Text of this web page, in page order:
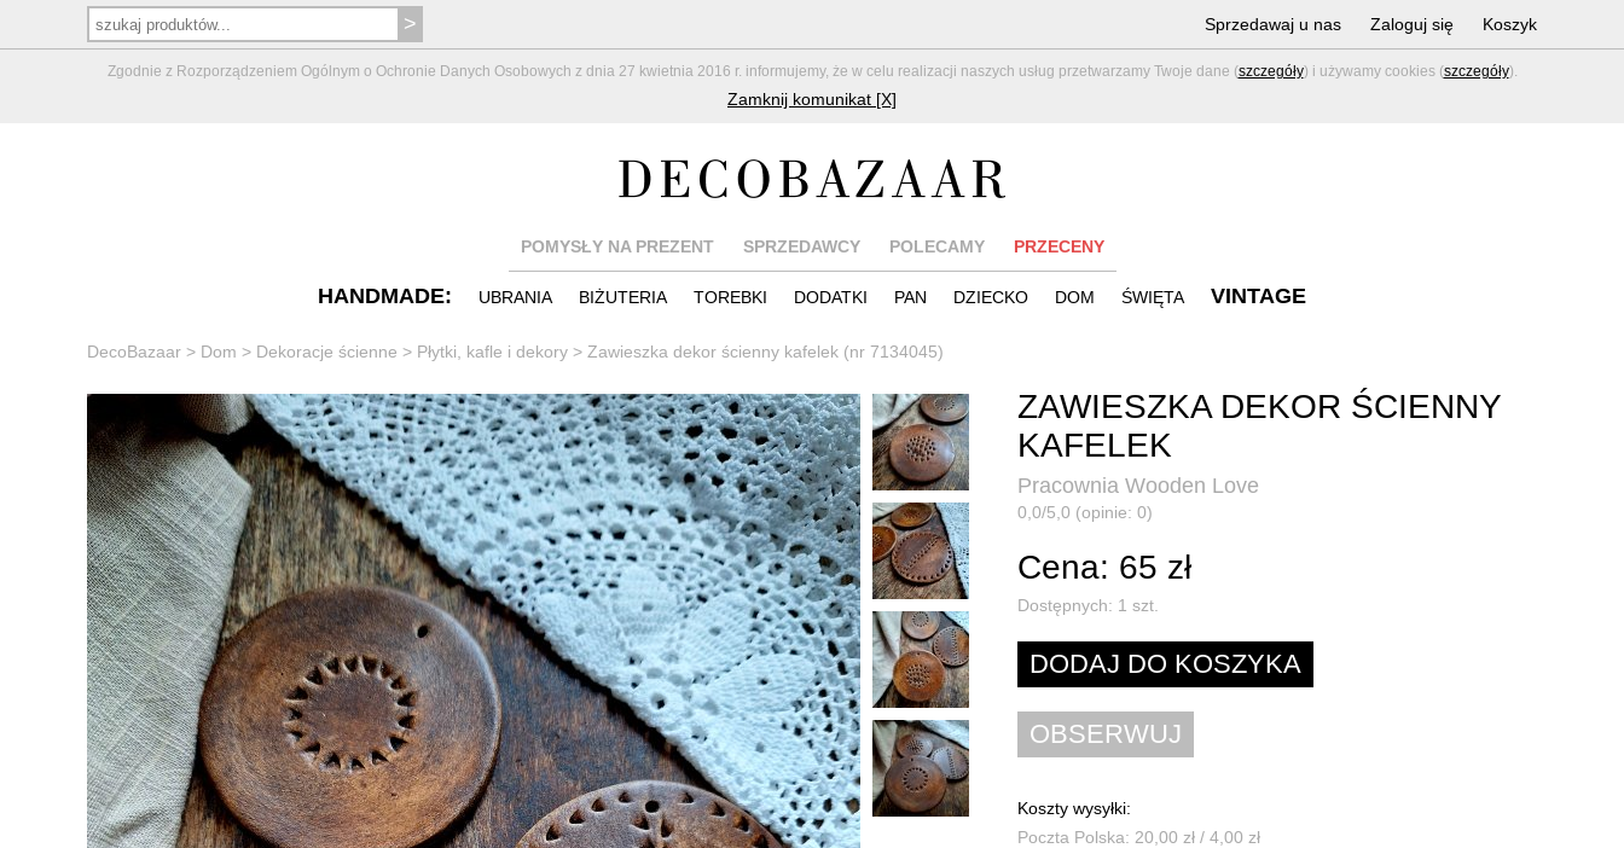
Zgodnie z Rozporządzeniem Ogólnym o Ochronie Danych Osobowych z dnia 27 kwietnia 2016 r. informujemy, że w celu realizacji naszych usług przetwarzamy Twoje dane (szczegóły) i używamy cookies (szczegóły).
Zamknij komunikat [X]
Sprzedawaj u nas Zaloguj się Koszyk
POMYSŁY NA PREZENT SPRZEDAWCY POLECAMY PRZECENY
HANDMADE: UBRANIA BIŻUTERIA TOREBKI DODATKI PAN DZIECKO DOM ŚWIĘTA VINTAGE
DecoBazaar > Dom > Dekoracje ścienne > Płytki, kafle i dekory > Zawieszka dekor ścienny kafelek (nr 7134045)
ZAWIESZKA DEKOR ŚCIENNY
KAFELEK
Pracownia Wooden Love
0,0/5,0 (opinie: 0)
Cena: 65 zł
Dostępnych: 1 szt.
Koszty wysyłki:
Poczta Polska: 20,00 zł / 4,00 zł